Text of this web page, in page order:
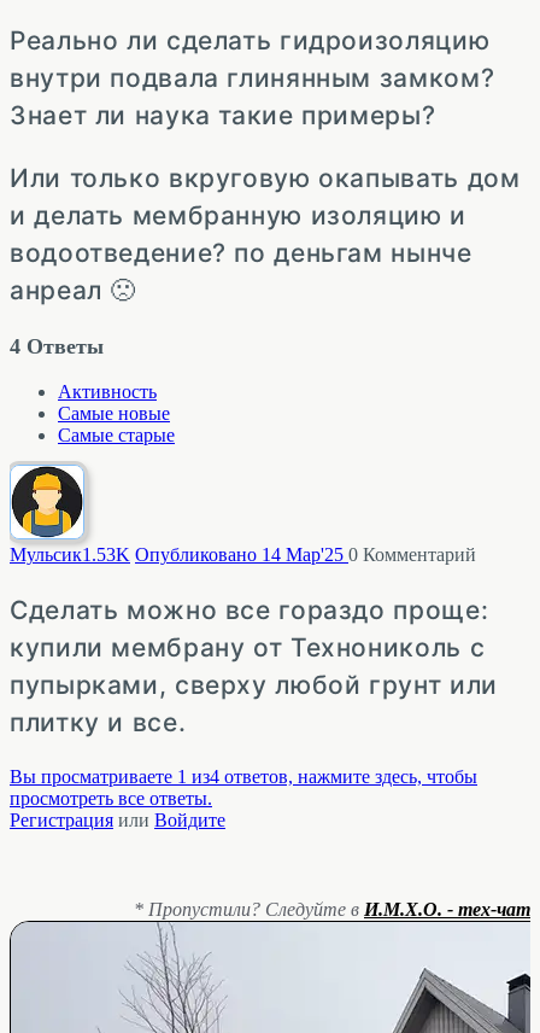
Реально ли сделать гидроизоляцию
внутри подвала глинянным замком?
Знает ли наука такие примеры?
Или только вкруговую окапывать дом
и делать мембранную изоляцию и
водоотведение? по деньгам нынче
анреал 🙁
4 Ответы
Активность
Самые новые
Самые старые
Мульсик1.53K Опубликовано 14 Мар'25 0 Комментарий
Сделать можно все гораздо проще:
купили мембрану от Технониколь с
пупырками, сверху любой грунт или
плитку и все.
Вы просматриваете 1 из4 ответов, нажмите здесь, чтобы
просмотреть все ответы.
Регистрация или Войдите
* Пропустили? Следуйте в И.М.Х.О. - тех-чат